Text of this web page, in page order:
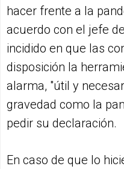
hacer frente a la
acuerdo con el jefe
incidido en que las
disposición la
alarma, "útil y
gravedad como la
pedir su declaración.
En caso de que lo